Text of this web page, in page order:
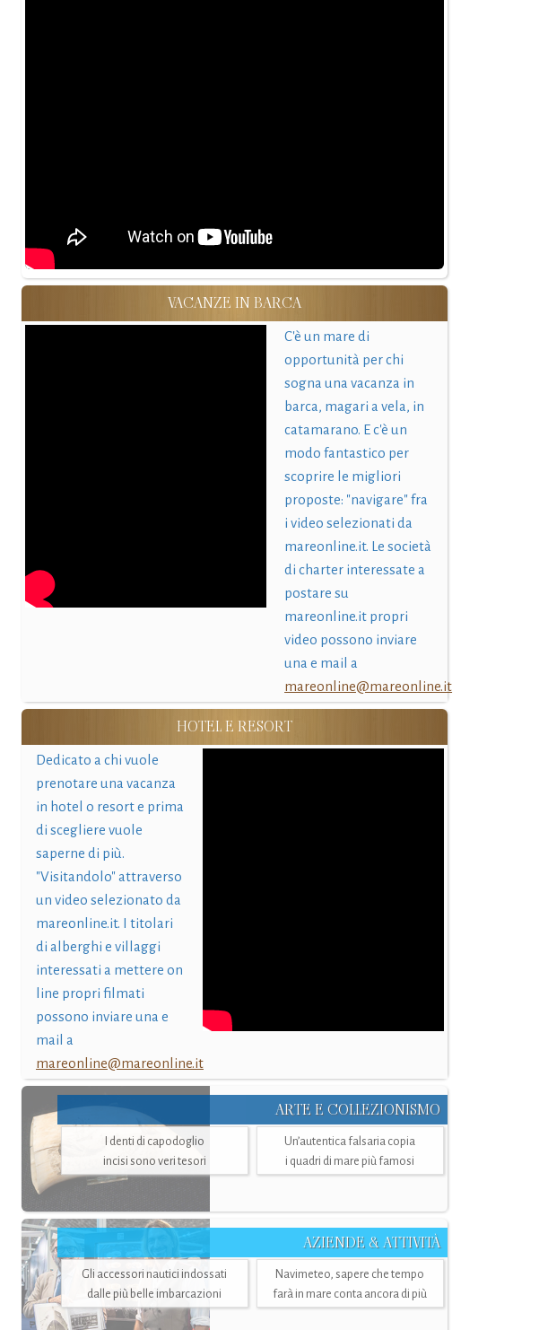
VACANZE IN BARCA
C'è un mare di
opportunità per chi
sogna una vacanza in
barca, magari a vela, in
catamarano. E c'è un
modo fantastico per
scoprire le migliori
proposte: "navigare" fra
i video selezionati da
mareonline.it. Le società
di charter interessate a
postare su
mareonline.it propri
video possono inviare
una e mail a
mareonline@mareonline.it
HOTEL E RESORT
Dedicato a chi vuole
prenotare una vacanza
in hotel o resort e prima
di scegliere vuole
saperne di più.
"Visitandolo" attraverso
un video selezionato da
mareonline.it. I titolari
di alberghi e villaggi
interessati a mettere on
line propri filmati
possono inviare una e
mail a
mareonline@mareonline.it
ARTE E COLLEZIONISMO
I denti di capodoglio
incisi sono veri tesori
Un’autentica falsaria copia
i quadri di mare più famosi
AZIENDE & ATTIVITÀ
Gli accessori nautici indossati
dalle più belle imbarcazioni
Navimeteo, sapere che tempo
farà in mare conta ancora di più